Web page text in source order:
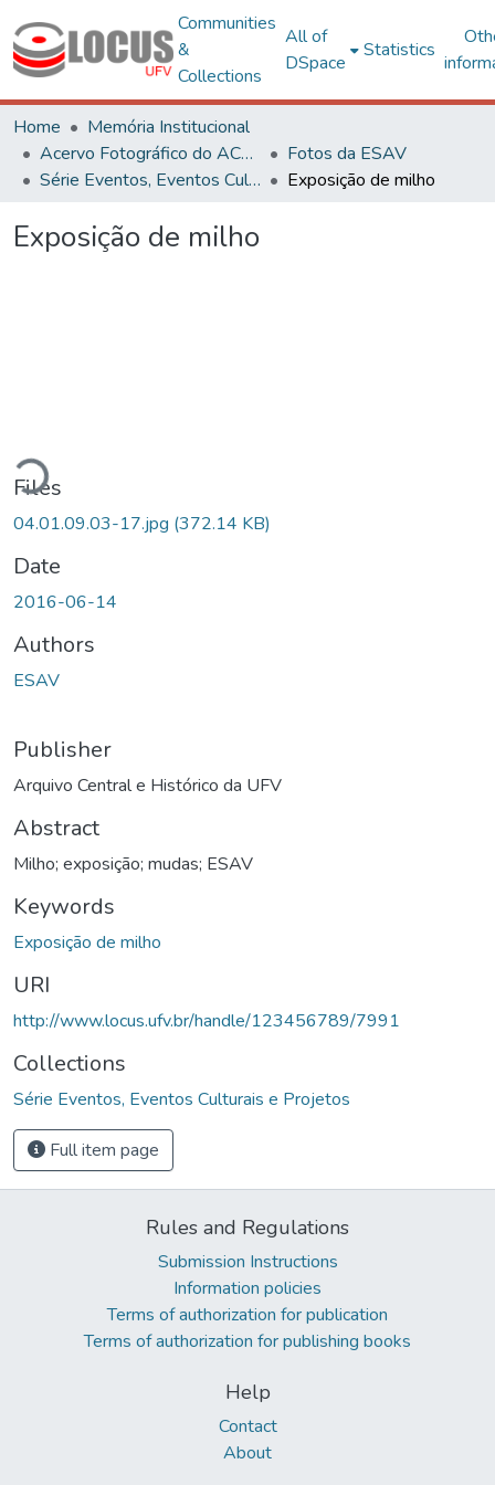
Communities
&
Collections
All of
DSpace
Statistics
Home
Memória Institucional
Acervo Fotográfico do ACH-UFV
Fotos da ESAV
Série Eventos, Eventos Culturais e Projetos
Exposição de milho
Exposição de milho
Files
04.01.09.03-17.jpg (372.14 KB)
Date
2016-06-14
Authors
ESAV
Publisher
Arquivo Central e Histórico da UFV
Abstract
Milho; exposição; mudas; ESAV
Keywords
Exposição de milho
URI
http://www.locus.ufv.br/handle/123456789/7991
Collections
Série Eventos, Eventos Culturais e Projetos
Full item page
Rules and Regulations
Submission Instructions
Information policies
Terms of authorization for publication
Terms of authorization for publishing books
Help
Contact
About